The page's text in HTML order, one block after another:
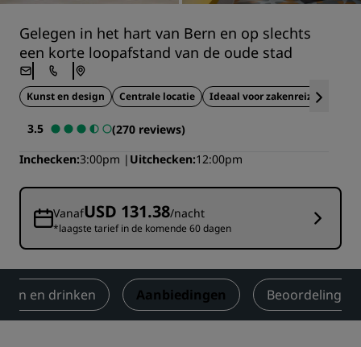
Gelegen in het hart van Bern en op slechts
een korte loopafstand van de oude stad
Kunst en design Centrale locatie Ideaal voor zakenreizen
3.5
(270 reviews)
Inchecken 3:00pm Uitchecken 12:00pm
VanafUSD 131.38/nacht
*laagste tarief in de komende 60 dagen
Eten en drinken Aanbiedingen Beoordelingen